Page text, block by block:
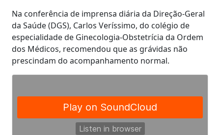
Na conferência de imprensa diária da Direção-Geral
da Saúde (DGS), Carlos Veríssimo, do colégio de
especialidade de Ginecologia-Obstetrícia da Ordem
dos Médicos, recomendou que as grávidas não
prescindam do acompanhamento normal.